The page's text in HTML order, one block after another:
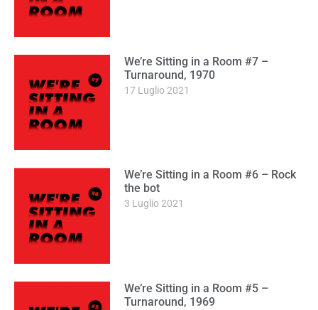
We’re Sitting in a Room #7 –
Turnaround, 1970
17 Luglio 2021
We’re Sitting in a Room #6 – Rock
the bot
3 Luglio 2021
We’re Sitting in a Room #5 –
Turnaround, 1969